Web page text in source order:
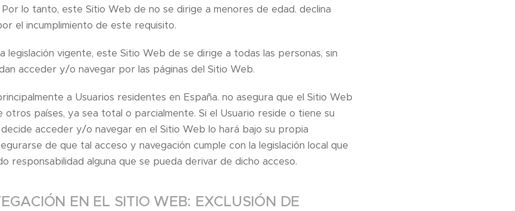
lo tanto, este Sitio Web de no se dirige a menores de edad. declina
el incumplimiento de este requisito.
legislación vigente, este Sitio Web de se dirige a todas las personas, sin
acceder y/o navegar por las páginas del Sitio Web.
a Usuarios residentes en España. no asegura que el Sitio Web
otros países, ya sea total o parcialmente. Si el Usuario reside o tiene su
acceder y/o navegar en el Sitio Web lo hará bajo su propia
de que tal acceso y navegación cumple con la legislación local que
responsabilidad alguna que se pueda derivar de dicho acceso.
EN EL SITIO WEB: EXCLUSIÓN DE